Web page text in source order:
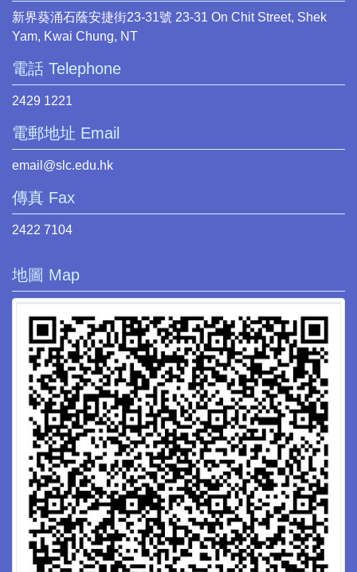
新界葵涌石蔭安捷街23-31號 23-31 On Chit Street, Shek
Yam, Kwai Chung, NT
電話 Telephone
2429 1221
電郵地址 Email
email@slc.edu.hk
傳真 Fax
2422 7104
地圖 Map